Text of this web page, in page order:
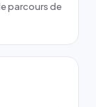
parcours de